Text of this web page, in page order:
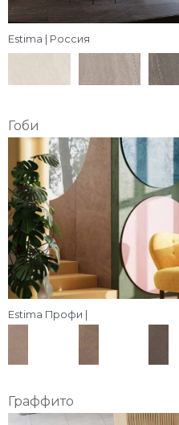
Estima | Россия
Гоби
Estima Профи |
Граффито